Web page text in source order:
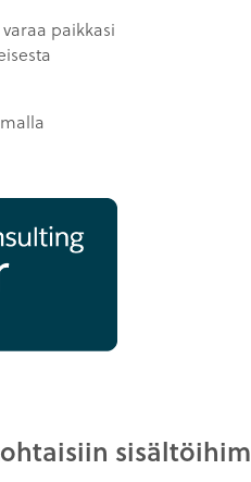
paikkasi